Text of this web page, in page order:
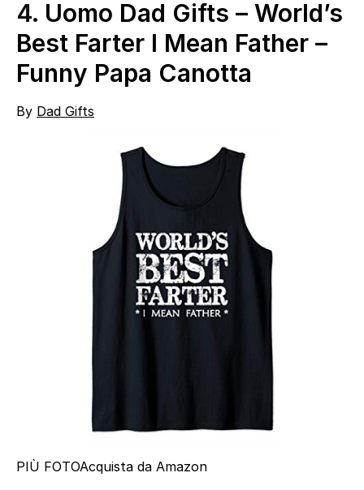
4. Uomo Dad Gifts – World’s
Best Farter I Mean Father –
Funny Papa Canotta
By Dad Gifts
PIÙ FOTOAcquista da Amazon